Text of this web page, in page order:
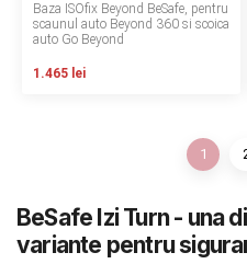
Baza ISOfix Beyond BeSafe, pentru
scaunul auto Beyond 360 si scoica
auto Go Beyond
1.465 lei
1
BeSafe Izi Turn - una
variante pentru